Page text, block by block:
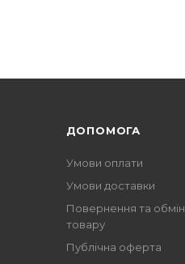
ДОПОМОГА
Умови оплати
Умови доставки
Повернення та обмін
товару
Публічна оферта